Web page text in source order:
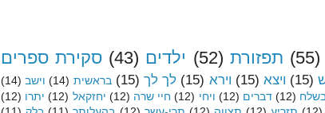
(55) תפזורת (52) ילדים (43) סקירת ספרים
(15) ויצא (15) וירא (15) לך לך (15) בראשית (14) וישב (14)
(12) דברים (12) ויחי (12) חיי שרה (12) יחזקאל (12) יתרו (12)